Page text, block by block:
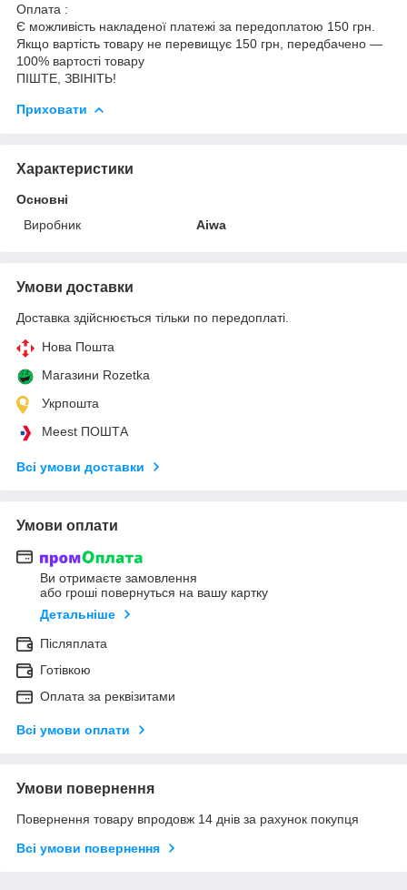
Оплата :
Є можливість накладеної платежі за передоплатою 150 грн.
Якщо вартість товару не перевищує 150 грн, передбачено —
100% вартості товару
ПІШТЕ, ЗВІНІТЬ!
Приховати
Характеристики
Основні
Виробник
Aiwa
Умови доставки
Доставка здійснюється тільки по передоплаті.
Нова Пошта
Магазини Rozetka
Укрпошта
Meest ПОШТА
Всі умови доставки
Умови оплати
Ви отримаєте замовлення
або гроші повернуться на вашу картку
Детальніше
Післяплата
Готівкою
Оплата за реквізитами
Всі умови оплати
Умови повернення
Повернення товару впродовж 14 днів за рахунок покупця
Всі умови повернення